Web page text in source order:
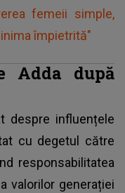
femeii simple,
împietrită"
Adda după
despre influențele
cu degetul către
responsabilitatea
valorilor generației